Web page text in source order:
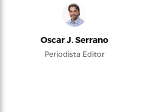
Oscar J. Serrano
Periodista Editor